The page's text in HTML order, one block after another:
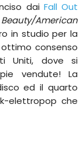
dai Fall Out
American
in studio per la
consenso
Uniti, dove si
vendute! La
ed il quarto
elettropop che